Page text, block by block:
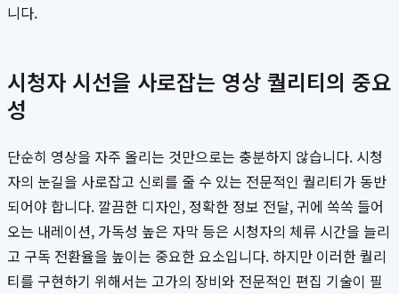
니다.
시청자 시선을 사로잡는 영상 퀄리티의 중요
성
단순히 영상을 자주 올리는 것만으로는 충분하지 않습니다. 시청
자의 눈길을 사로잡고 신뢰를 줄 수 있는 전문적인 퀄리티가 동반
되어야 합니다. 깔끔한 디자인, 정확한 정보 전달, 귀에 쏙쏙 들어
오는 내레이션, 가독성 높은 자막 등은 시청자의 체류 시간을 늘리
고 구독 전환율을 높이는 중요한 요소입니다. 하지만 이러한 퀄리
티를 구현하기 위해서는 고가의 장비와 전문적인 편집 기술이 필